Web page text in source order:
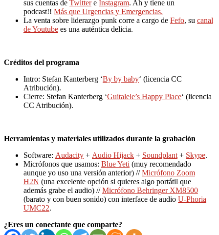
sus cuentas de Twittere Instagram. Ah y tiene un
podcast!! Más que Urgencias y Emergencias.
La venta sobre liderazgo punk corre a cargo de Fefo, su canal
de Youtube es una auténtica delicia.
Créditos del programa
Intro: Stefan Kanterberg ‘By by baby‘ (licencia CC
Atribución).
Cierre: Stefan Kanterberg ‘Guitalele’s Happy Place‘ (licencia
CC Atribución).
Herramientas y materiales utilizados durante la grabación
Software: Audacity + Audio Hijack + Soundplant + Skype.
Micrófonos que usamos: Blue Yeti (muy recomendado
aunque yo uso una versión anterior) //Micrófono Zoom
H2N (una excelente opción si quieres algo portátil que
además grabe el audio) //Micrófono Behringer XM8500
(barato y con buen sonido) con interface de audio U-Phoria
UMC22.
¿Eres un conectante que comparte?